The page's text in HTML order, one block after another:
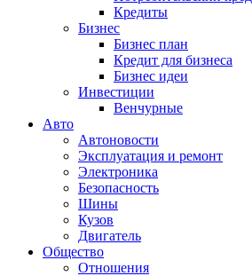
Кредиты
Бизнес
Бизнес план
Кредит для бизнеса
Бизнес идеи
Инвестиции
Венчурные
Авто
Автоновости
Эксплуатация и ремонт
Электроника
Безопасность
Шины
Кузов
Двигатель
Общество
Отношения